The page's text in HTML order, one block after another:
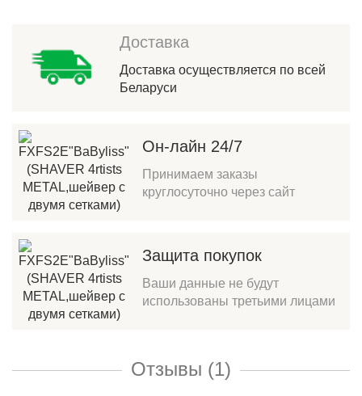
Доставка
Доставка осуществляется по всей
Беларуси
Он-лайн 24/7
Принимаем заказы
круглосуточно через сайт
Защита покупок
Ваши данные не будут
использованы третьими лицами
Отзывы (1)